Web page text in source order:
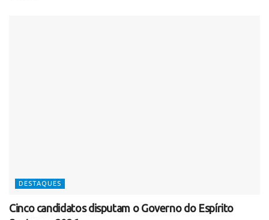
DESTAQUES
Cinco candidatos disputam o Governo do Espírito